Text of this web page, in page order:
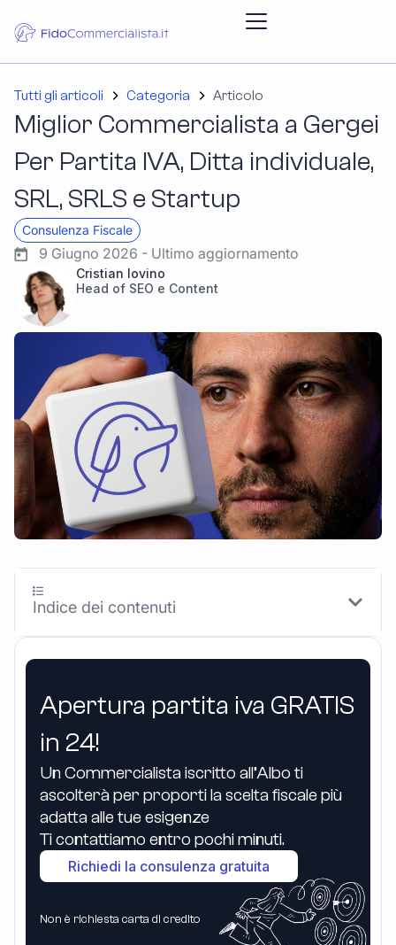
Tutti gli articoli Categoria Articolo
Miglior Commercialista a Gergei
Per Partita IVA, Ditta individuale,
SRL, SRLS e Startup
Consulenza Fiscale
9 Giugno 2026 - Ultimo aggiornamento
Cristian Iovino
Head of SEO e Content
Apertura partita iva GRATIS
in 24!
Un Commercialista iscritto all’Albo ti
ascolterà per proporti la scelta fiscale più
adatta alle tue esigenze
Ti contattiamo entro pochi minuti.
Richiedi la consulenza gratuita
Non è richiesta carta di credito
Indice dei contenuti